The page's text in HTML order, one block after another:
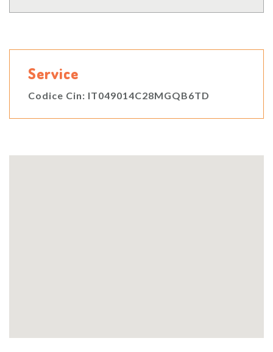
Service
Codice Cin: IT049014C28MGQB6TD